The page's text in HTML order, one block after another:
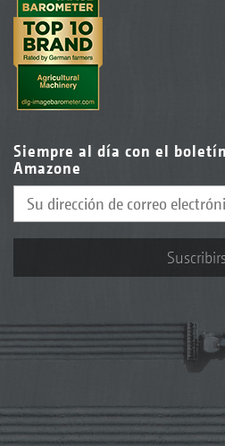
Siempre al día con el
Amazone